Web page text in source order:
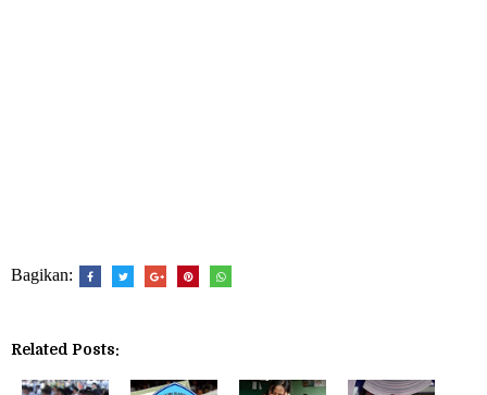
Bagikan:
Related Posts: